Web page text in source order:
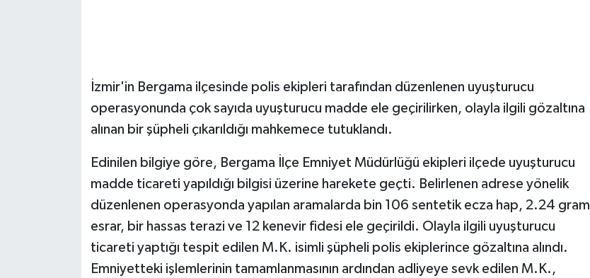
İzmir'in Bergama ilçesinde polis ekipleri tarafından düzenlenen uyuşturucu
operasyonunda çok sayıda uyuşturucu madde ele geçirilirken, olayla ilgili gözaltına
alınan bir şüpheli çıkarıldığı mahkemece tutuklandı.
Edinilen bilgiye göre, Bergama İlçe Emniyet Müdürlüğü ekipleri ilçede uyuşturucu
madde ticareti yapıldığı bilgisi üzerine harekete geçti. Belirlenen adrese yönelik
düzenlenen operasyonda yapılan aramalarda bin 106 sentetik ecza hap, 2.24 gram
esrar, bir hassas terazi ve 12 kenevir fidesi ele geçirildi. Olayla ilgili uyuşturucu
ticareti yaptığı tespit edilen M.K. isimli şüpheli polis ekiplerince gözaltına alındı.
Emniyetteki işlemlerinin tamamlanmasının ardından adliyeye sevk edilen M.K.,
İş Dünyası
Jandarma